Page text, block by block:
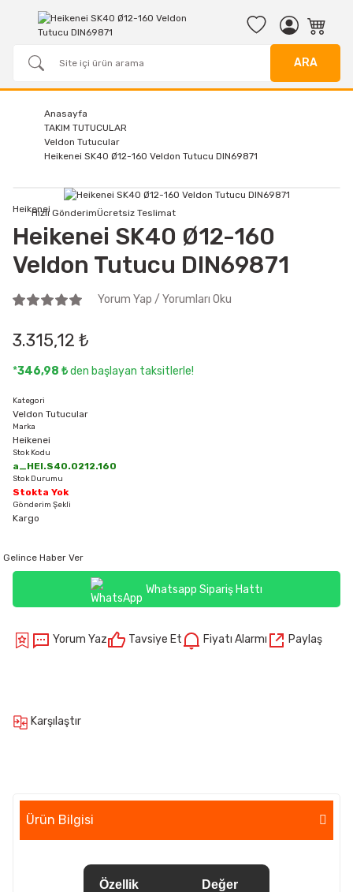
ARA
Anasayfa
TAKIM TUTUCULAR
Veldon Tutucular
Heikenei SK40 Ø12-160 Veldon Tutucu DIN69871
Hızlı GönderimÜcretsiz Teslimat
Heikenei
Heikenei SK40 Ø12-160
Veldon Tutucu DIN69871
Yorum Yap / Yorumları Oku
3.315,12 ₺
*346,98 ₺den başlayan taksitlerle!
Kategori
Veldon Tutucular
Marka
Heikenei
Stok Kodu
a_HEI.S40.0212.160
Stok Durumu
Stokta Yok
Gönderim Şekli
Kargo
Gelince Haber Ver
Whatsapp Sipariş Hattı
Yorum Yaz Tavsiye Et Fiyatı Alarmı Paylaş
Karşılaştır
Ürün Bilgisi
Özellik Değer